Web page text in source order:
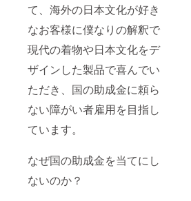
て、海外の日本文化が好き
なお客様に僕なりの解釈で
現代の着物や日本文化をデ
ザインした製品で喜んでい
ただき、国の助成金に頼ら
ない障がい者雇用を目指し
ています。
なぜ国の助成金を当てにし
ないのか？